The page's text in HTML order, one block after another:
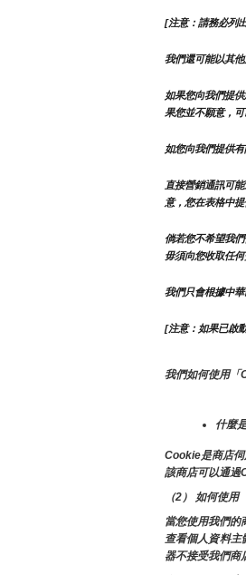
[注意：請務必列
我們還可能以其
如果您向我們提
果您並不願意，
如您向我們提供
直接營銷通訊可
意，您在表格中
倘若您不希望我
毋須向您收取任何
我們只會根據中
[注意：如果已啟
我們如何使用「
什麼
Cookie是商店伺
該商店可以通過
（2） 如何使用
當您使用我們
查看個人資料主
器不接受我們商